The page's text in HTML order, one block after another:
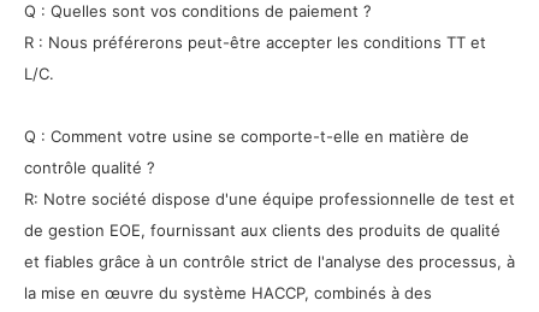
Q : Quelles sont vos conditions de paiement ?
R : Nous préférerons peut-être accepter les conditions TT et
L/C.
Q : Comment votre usine se comporte-t-elle en matière de
contrôle qualité ?
R: Notre société dispose d'une équipe professionnelle de test et
de gestion EOE, fournissant aux clients des produits de qualité
et fiables grâce à un contrôle strict de l'analyse des processus, à
la mise en œuvre du système HACCP, combinés à des